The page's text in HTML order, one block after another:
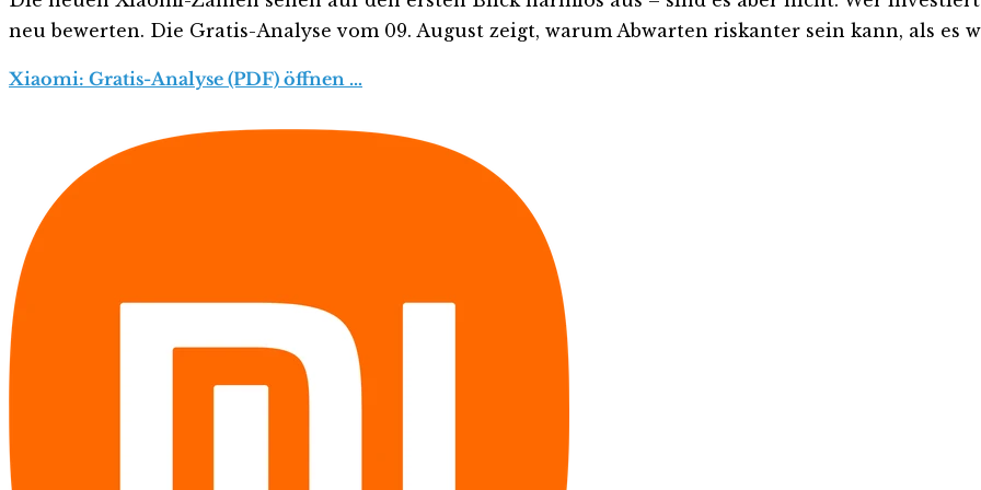
neu bewerten. Die Gratis-Analyse vom 09. August zeigt, warum Abwarten riskanter sein kann, als es
Xiaomi: Gratis-Analyse (PDF) öffnen …